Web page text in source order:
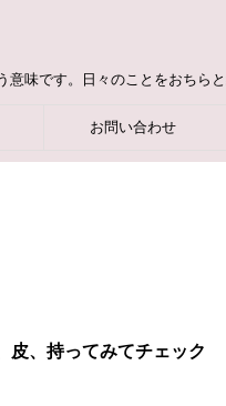
味です。日々のことをおちら
お問い合わせ
、持ってみてチェック